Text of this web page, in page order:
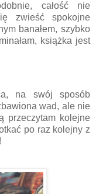
całość nie
zwieść spokojne
banałem, szybko
książka jest
na swój sposób
wad, ale nie
przeczytam kolejne
po raz kolejny z